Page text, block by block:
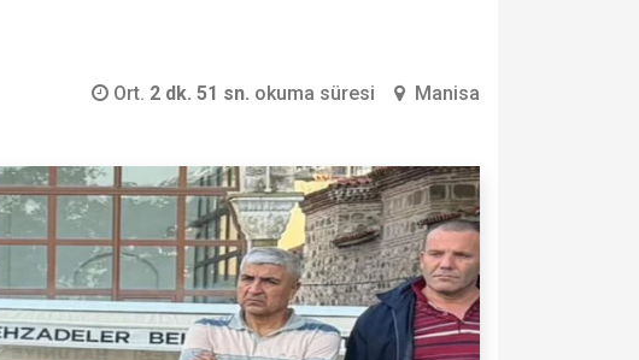
Ort. 2 dk. 51 sn. okuma süresi Manisa